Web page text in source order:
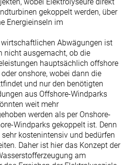
gekoppelt werden, über
Energieinseln im
Abwägungen ist
nicht ausgemacht, ob die
hauptsächlich offshore
onshore, wobei dann die
und nur den benötigten
aus Offshore-Windparks
weit mehr
werden als per Onshore-
Windparks gekoppelt ist. Denn
kostenintensiv und bedürfen
Daher ist hier das Konzept der
am